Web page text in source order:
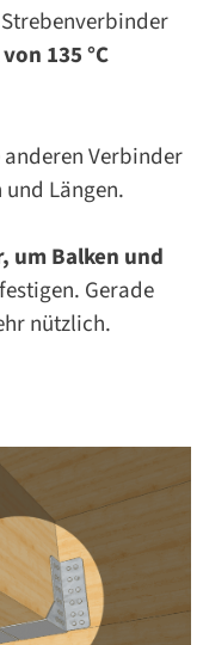
135 °C
Verbinder
Längen.
um Balken und
Gerade
nützlich.